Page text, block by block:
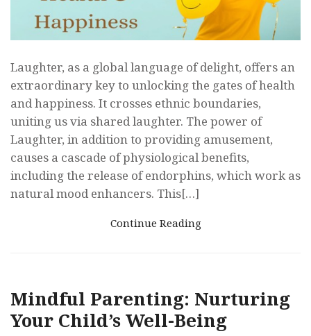
Laughter, as a global language of delight, offers an
extraordinary key to unlocking the gates of health
and happiness. It crosses ethnic boundaries,
uniting us via shared laughter. The power of
Laughter, in addition to providing amusement,
causes a cascade of physiological benefits,
including the release of endorphins, which work as
natural mood enhancers. This[…]
Continue Reading
Mindful Parenting: Nurturing
Your Child’s Well-Being